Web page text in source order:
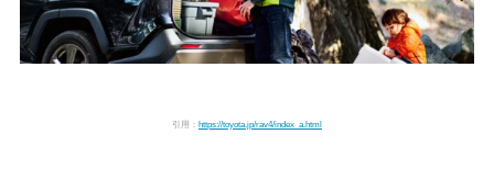
引用： https://toyota.jp/rav4/index_a.html